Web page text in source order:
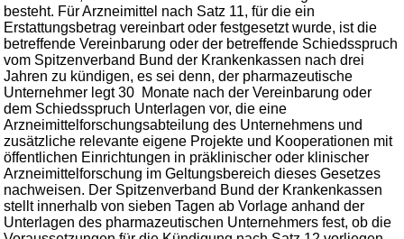
besteht. Für Arzneimittel nach Satz 11, für die ein
Erstattungsbetrag vereinbart oder festgesetzt wurde, ist die
betreffende Vereinbarung oder der betreffende Schiedsspruch
vom Spitzenverband Bund der Krankenkassen nach drei
Jahren zu kündigen, es sei denn, der pharmazeutische
Unternehmer legt 30 Monate nach der Vereinbarung oder
dem Schiedsspruch Unterlagen vor, die eine
Arzneimittelforschungsabteilung des Unternehmens und
zusätzliche relevante eigene Projekte und Kooperationen mit
öffentlichen Einrichtungen in präklinischer oder klinischer
Arzneimittelforschung im Geltungsbereich dieses Gesetzes
nachweisen. Der Spitzenverband Bund der Krankenkassen
stellt innerhalb von sieben Tagen ab Vorlage anhand der
Unterlagen des pharmazeutischen Unternehmers fest, ob die